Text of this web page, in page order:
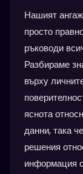
Нашият
просто
ръководи
Разбираме
върху
яснота
данни, така
решения
информация